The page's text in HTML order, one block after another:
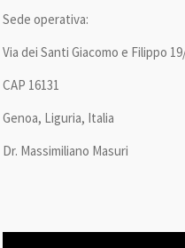
Sede operativa:
Via dei Santi Giacomo e Filippo
CAP 16131
Genoa, Liguria, Italia
Dr. Massimiliano Masuri